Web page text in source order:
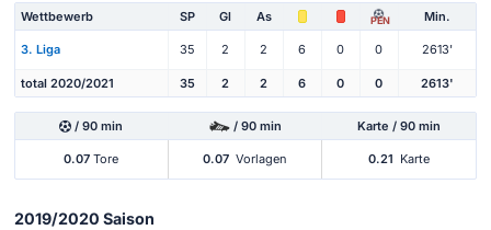
Wettbewerb SP Gl As PEN Min.
3. Liga 35 2 2 6 0 0 2613'
total 2020/2021 35 2 2 6 0 0 2613'
/ 90 min / 90 min Karte / 90 min
0.07 Tore 0.07 Vorlagen 0.21 Karte
2019/2020 Saison